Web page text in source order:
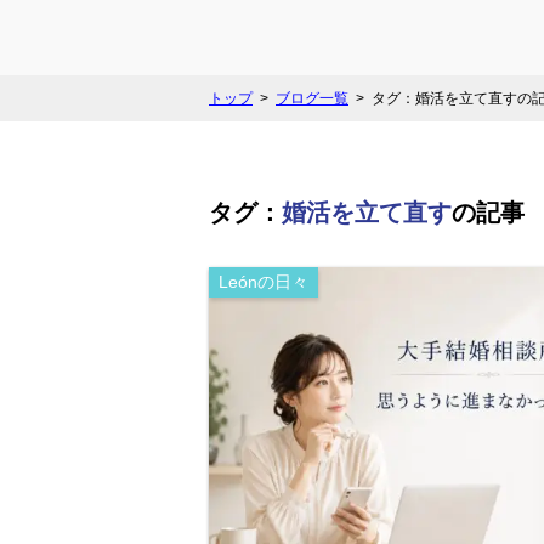
トップ ブログ一覧 タグ：婚活を立て直すの
タグ： 婚活を立て直すの記事
Leónの日々